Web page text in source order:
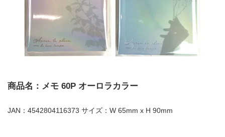
商品名：メモ 60P オーロラカラー
JAN：4542804116373 サイズ：W 65mm x H 90mm